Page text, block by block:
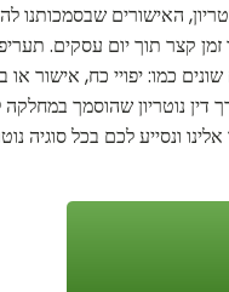
האישורים שבסמכותנו
תוך יום עסקים. תעריפי
כמו: יפויי כח, אישור או
דין נוטריון שהוסמך
ונסייע לכם בכל סוגיה